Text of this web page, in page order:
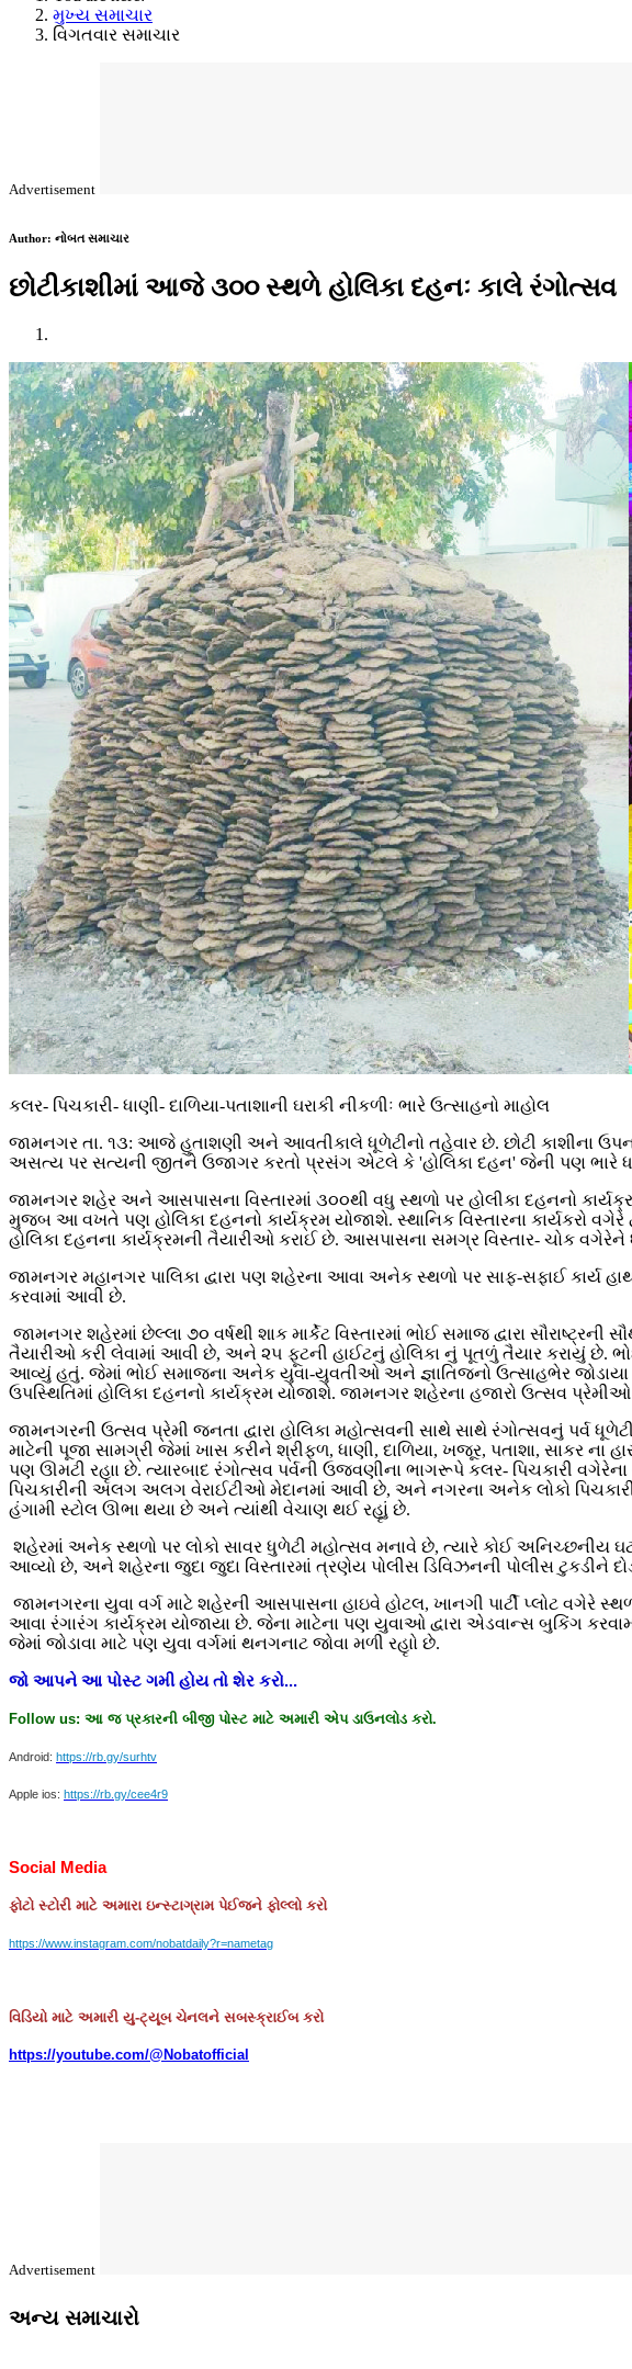
મુખ્ય સમાચાર
વિગતવાર સમાચાર
Advertisement
Author: નોબત સમાચાર
છોટીકાશીમાં આજે ૩૦૦ સ્થળે હોલિકા દહનઃ કાલે રંગોત્સવ
કલર- પિચકારી- ધાણી- દાળિયા-પતાશાની ઘરાકી નીકળીઃ ભારે ઉત્સાહનો માહોલ
જામનગર તા. ૧૩: આજે હુતાશણી અને આવતીકાલે ધૂળેટીનો તહેવાર છે. છોટી કાશીના
અસત્ય પર સત્યની જીતને ઉજાગર કરતો પ્રસંગ એટલે કે 'હોલિકા દહન' જેની પણ ભારે
જામનગર શહેર અને આસપાસના વિસ્તારમાં ૩૦૦થી વધુ સ્થળો પર હોલીકા દહનનો
મુજબ આ વખતે પણ હોલિકા દહનનો કાર્યક્રમ યોજાશે. સ્થાનિક વિસ્તારના કાર્યકરો વગેરે
હોલિકા દહનના કાર્યક્રમની તૈયારીઓ કરાઈ છે. આસપાસના સમગ્ર વિસ્તાર- ચોક
જામનગર મહાનગર પાલિકા દ્વારા પણ શહેરના આવા અનેક સ્થળો પર સાફ-સફાઈ કાર્ય
કરવામાં આવી છે.
જામનગર શહેરમાં છેલ્લા ૭૦ વર્ષથી શાક માર્કેટ વિસ્તારમાં ભોઈ સમાજ દ્વારા
તૈયારીઓ કરી લેવામાં આવી છે, અને ૨૫ ફૂટની હાઈટનું હોલિકા નું પૂતળું તૈયાર કરાયું છે.
આવ્યું હતું. જેમાં ભોઈ સમાજના અનેક યુવા-યુવતીઓ અને જ્ઞાતિજનો ઉત્સાહભેર જોડાયા
ઉપસ્થિતિમાં હોલિકા દહનનો કાર્યક્રમ યોજાશે. જામનગર શહેરના હજારો ઉત્સવ
જામનગરની ઉત્સવ પ્રેમી જનતા દ્વારા હોલિકા મહોત્સવની સાથે સાથે રંગોત્સવનું પર્વ
માટેની પૂજા સામગ્રી જેમાં ખાસ કરીને શ્રીફળ, ધાણી, દાળિયા, ખજૂર, પતાશા, સાકર
પણ ઊમટી રહૃાા છે. ત્યારબાદ રંગોત્સવ પર્વની ઉજવણીના ભાગરૂપે કલર- પિચકારી
પિચકારીની અલગ અલગ વેરાઈટીઓ મેદાનમાં આવી છે, અને નગરના અનેક લોકો
હંગામી સ્ટોલ ઊભા થયા છે અને ત્યાંથી વેચાણ થઈ રહૃાું છે.
શહેરમાં અનેક સ્થળો પર લોકો સાવર ધુળેટી મહોત્સવ મનાવે છે, ત્યારે કોઈ અનિચ્છનીય
આવ્યો છે, અને શહેરના જુદા જુદા વિસ્તારમાં ત્રણેય પોલીસ ડિવિઝનની પોલીસ ટુકડીને
જામનગરના યુવા વર્ગ માટે શહેરની આસપાસના હાઇવે હોટલ, ખાનગી પાર્ટી પ્લોટ
આવા રંગારંગ કાર્યક્રમ યોજાયા છે. જેના માટેના પણ યુવાઓ દ્વારા એડવાન્સ બુકિંગ
જેમાં જોડાવા માટે પણ યુવા વર્ગમાં થનગનાટ જોવા મળી રહૃાો છે.
જો આપને આ પોસ્ટ ગમી હોય તો શેર કરો...
Follow us: આ જ પ્રકારની બીજી પોસ્ટ માટે અમારી એપ ડાઉનલોડ કરો.
Android: https://rb.gy/surhtv
Apple ios: https://rb.gy/cee4r9
Social Media
ફોટો સ્ટોરી માટે અમારા ઇન્સ્ટાગ્રામ પેઈજને ફોલ્લો કરો
https://www.instagram.com/nobatdaily?r=nametag
વિડિયો માટે અમારી યુ-ટ્યૂબ ચેનલને સબસ્ક્રાઈબ કરો
https://youtube.com/@Nobatofficial
Advertisement
અન્ય સમાચારો